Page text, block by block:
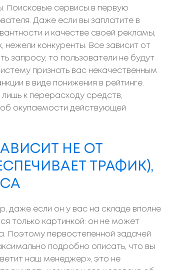
Поисковые сервисы в первую
Даже если вы заплатите в
и качестве своей рекламы,
конкуренты. Все зависит от
запросу, то пользователи не будут
признать вас некачественным
в виде понижения в рейтинге.
к перерасходу средств,
окупаемости действующей
НЕ ОТ
ТРАФИК),
даже если он у вас на складе вполне
только картинкой: он не может
Поэтому первостепенной задачей
подробно описать, что вы
наш менеджер», это не